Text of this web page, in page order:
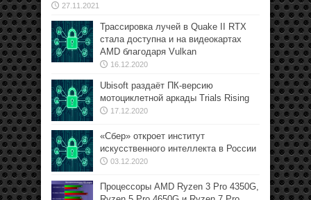
27.11.2021
Трассировка лучей в Quake II RTX
стала доступна и на видеокартах
AMD благодаря Vulkan
16.12.2020
Ubisoft раздаёт ПК-версию
мотоциклетной аркады Trials Rising
17.12.2020
«Сбер» откроет институт
искусственного интеллекта в России
03.12.2020
Процессоры AMD Ryzen 3 Pro 4350G,